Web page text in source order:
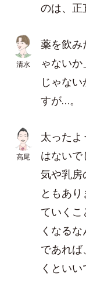
のは、正
清水
薬を飲み
ゃない
じゃな
すが…。
高尾
太った
はないで
気や乳房
ともあ
ていく
くなる
であれ
くといい